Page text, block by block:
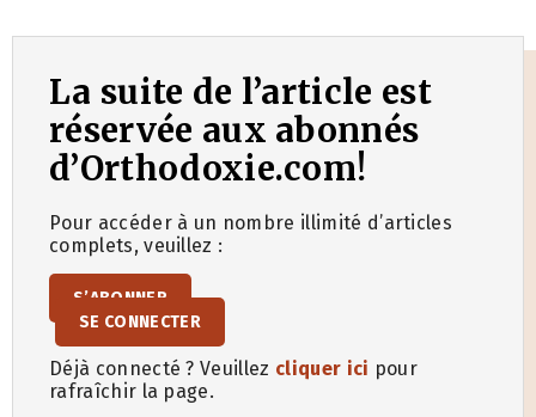
La suite de l’article est
réservée aux abonnés
d’Orthodoxie.com!
Pour accéder à un nombre illimité d’articles
complets, veuillez :
S’ABONNER
SE CONNECTER
Déjà connecté ? Veuillez cliquer ici pour
rafraîchir la page.